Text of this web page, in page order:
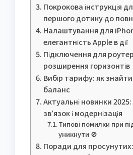
Покрокова інструкція
першого дотику до
Налаштування для
елегантність Apple в дії
Підключення для
розширення горизонтів
Вибір тарифу: як
баланс
Актуальні новинки
зв’язок і модернізація
Типові помилки при
уникнути 🚫
Поради для